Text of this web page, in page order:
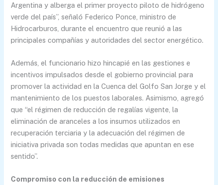
Argentina y alberga el primer proyecto piloto de hidrógeno
verde del país”, señaló Federico Ponce, ministro de
Hidrocarburos, durante el encuentro que reunió a las
principales compañías y autoridades del sector energético.
Además, el funcionario hizo hincapié en las gestiones e
incentivos impulsados desde el gobierno provincial para
promover la actividad en la Cuenca del Golfo San Jorge y el
mantenimiento de los puestos laborales. Asimismo, agregó
que “el régimen de reducción de regalías vigente, la
eliminación de aranceles a los insumos utilizados en
recuperación terciaria y la adecuación del régimen de
iniciativa privada son todas medidas que apuntan en ese
sentido”.
Compromiso con la reducción de emisiones